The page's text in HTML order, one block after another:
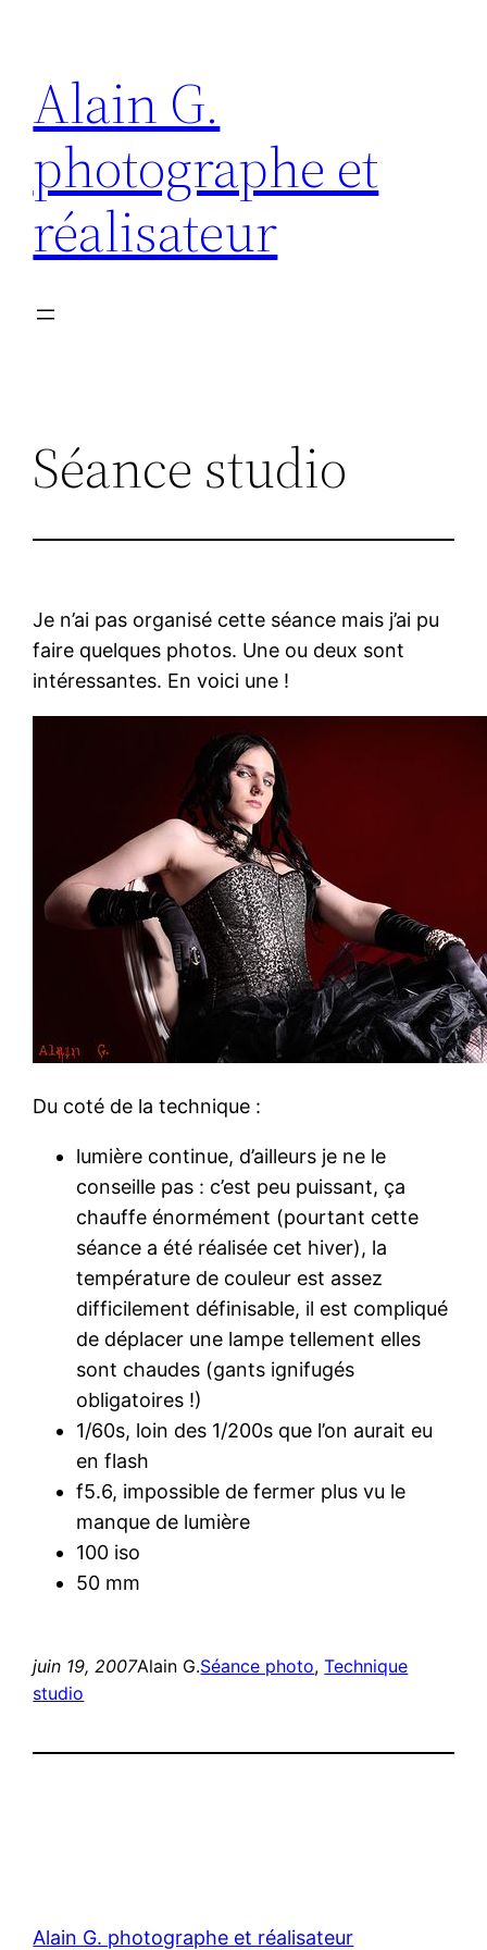
contenu
Alain G.
photographe et
réalisateur
Séance studio
Je n’ai pas organisé cette séance mais j’ai pu
faire quelques photos. Une ou deux sont
intéressantes. En voici une !
Du coté de la technique :
lumière continue, d’ailleurs je ne le
conseille pas : c’est peu puissant, ça
chauffe énormément (pourtant cette
séance a été réalisée cet hiver), la
température de couleur est assez
difficilement définisable, il est compliqué
de déplacer une lampe tellement elles
sont chaudes (gants ignifugés
obligatoires !)
1/60s, loin des 1/200s que l’on aurait eu
en flash
f5.6, impossible de fermer plus vu le
manque de lumière
100 iso
50 mm
juin 19, 2007Alain G.Séance photo, Technique
studio
Alain G. photographe et réalisateur